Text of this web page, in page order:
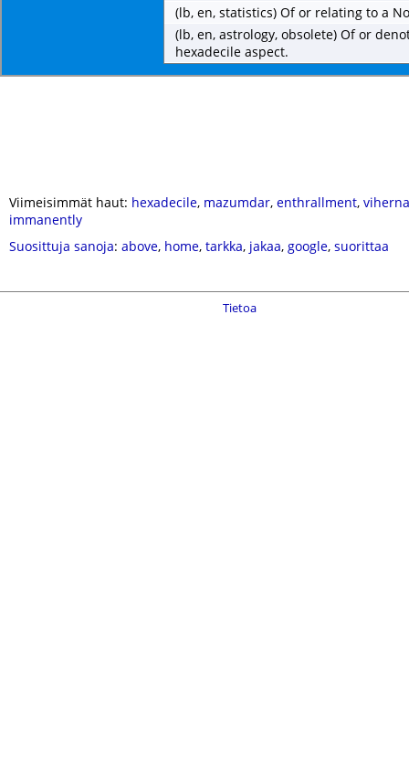
(lb, en, statistics) Of or relating to a
(lb, en, astrology, obsolete) Of or
hexadecile aspect.
Viimeisimmät haut: hexadecile, mazumdar, enthrallment,
immanently
Suosittuja sanoja: above, home, tarkka, jakaa, google, suorittaa
Tietoa